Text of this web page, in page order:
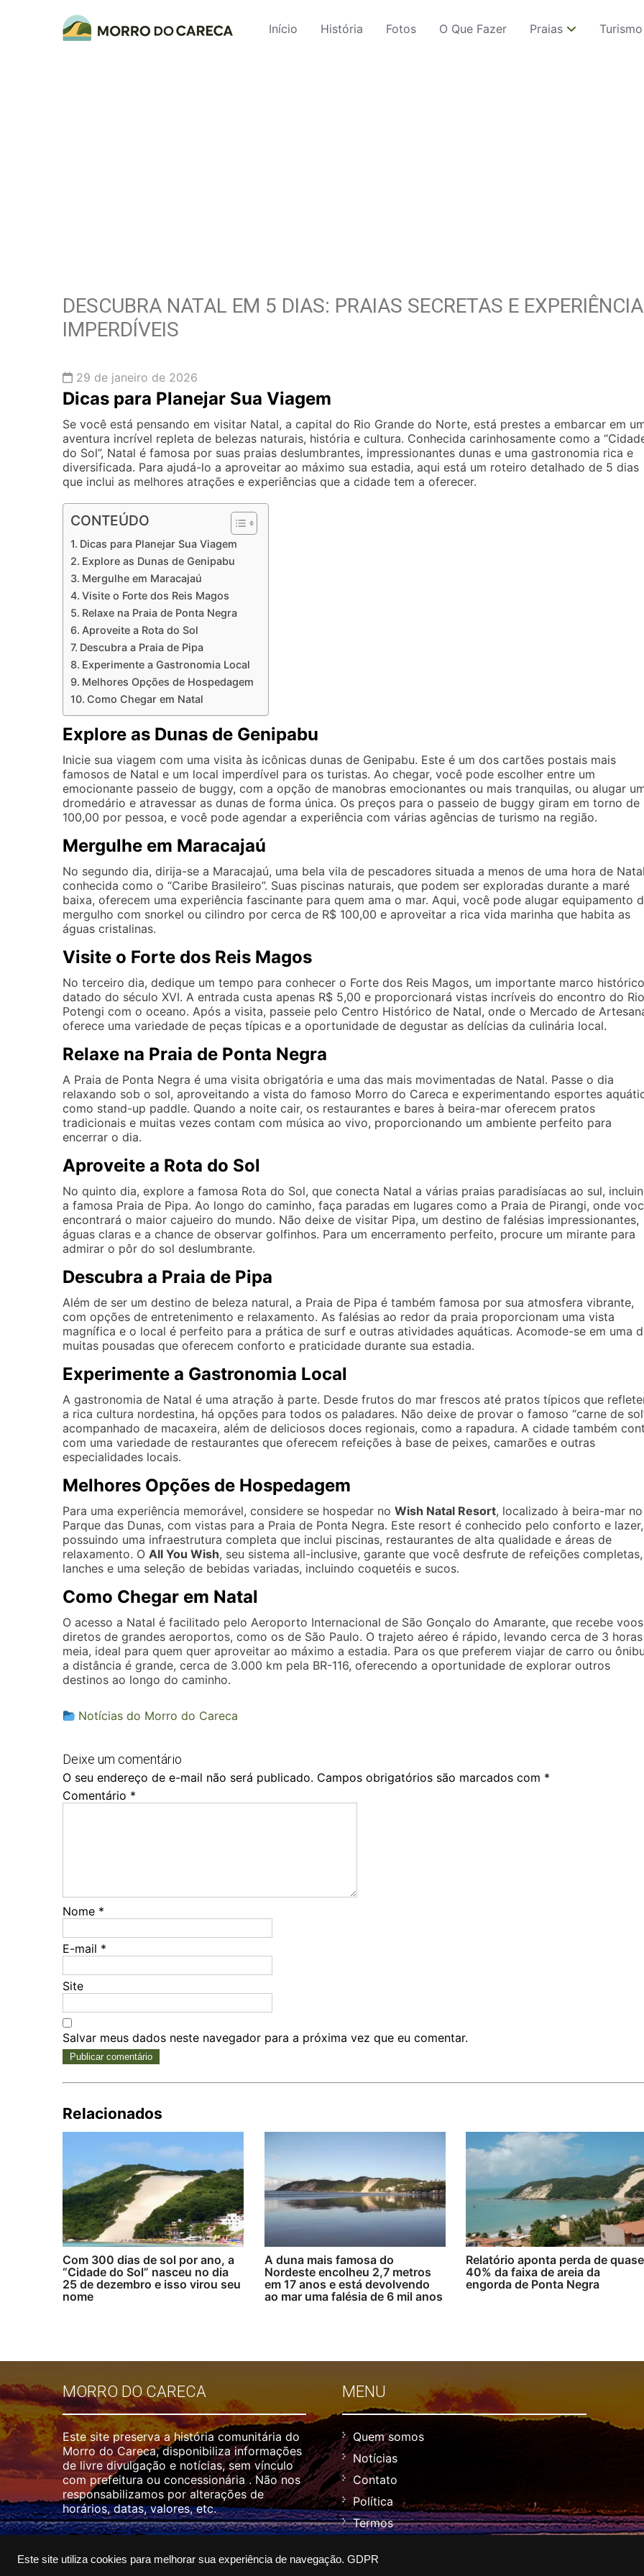
Este site utiliza cookies para melhorar sua experiência de navegação. GDPR
Início História Fotos O Que Fazer Praias Turismo
DESCUBRA NATAL EM 5 DIAS: PRAIAS SECRETAS E
IMPERDÍVEIS
29 de janeiro de 2026
Dicas para Planejar Sua Viagem
Se você está pensando em visitar Natal, a capital do Rio Grande do Norte, está prestes a embarcar em
aventura incrível repleta de belezas naturais, história e cultura. Conhecida carinhosamente como a
do Sol”, Natal é famosa por suas praias deslumbrantes, impressionantes dunas e uma gastronomia rica e
diversificada. Para ajudá-lo a aproveitar ao máximo sua estadia, aqui está um roteiro detalhado de 5 dias
que inclui as melhores atrações e experiências que a cidade tem a oferecer.
CONTEÚDO
Dicas para Planejar Sua Viagem
Explore as Dunas de Genipabu
Mergulhe em Maracajaú
Visite o Forte dos Reis Magos
Relaxe na Praia de Ponta Negra
Aproveite a Rota do Sol
Descubra a Praia de Pipa
Experimente a Gastronomia Local
Melhores Opções de Hospedagem
Como Chegar em Natal
Explore as Dunas de Genipabu
Inicie sua viagem com uma visita às icônicas dunas de Genipabu. Este é um dos cartões postais mais
famosos de Natal e um local imperdível para os turistas. Ao chegar, você pode escolher entre um
emocionante passeio de buggy, com a opção de manobras emocionantes ou mais tranquilas, ou alugar
dromedário e atravessar as dunas de forma única. Os preços para o passeio de buggy giram em torno de
100,00 por pessoa, e você pode agendar a experiência com várias agências de turismo na região.
Mergulhe em Maracajaú
No segundo dia, dirija-se a Maracajaú, uma bela vila de pescadores situada a menos de uma hora de
conhecida como o “Caribe Brasileiro”. Suas piscinas naturais, que podem ser exploradas durante a maré
baixa, oferecem uma experiência fascinante para quem ama o mar. Aqui, você pode alugar equipamento
mergulho com snorkel ou cilindro por cerca de R$ 100,00 e aproveitar a rica vida marinha que habita as
águas cristalinas.
Visite o Forte dos Reis Magos
No terceiro dia, dedique um tempo para conhecer o Forte dos Reis Magos, um importante marco histórico
datado do século XVI. A entrada custa apenas R$ 5,00 e proporcionará vistas incríveis do encontro do Rio
Potengi com o oceano. Após a visita, passeie pelo Centro Histórico de Natal, onde o Mercado de
oferece uma variedade de peças típicas e a oportunidade de degustar as delícias da culinária local.
Relaxe na Praia de Ponta Negra
A Praia de Ponta Negra é uma visita obrigatória e uma das mais movimentadas de Natal. Passe o dia
relaxando sob o sol, aproveitando a vista do famoso Morro do Careca e experimentando esportes
como stand-up paddle. Quando a noite cair, os restaurantes e bares à beira-mar oferecem pratos
tradicionais e muitas vezes contam com música ao vivo, proporcionando um ambiente perfeito para
encerrar o dia.
Aproveite a Rota do Sol
No quinto dia, explore a famosa Rota do Sol, que conecta Natal a várias praias paradisíacas ao sul,
a famosa Praia de Pipa. Ao longo do caminho, faça paradas em lugares como a Praia de Pirangi, onde
encontrará o maior cajueiro do mundo. Não deixe de visitar Pipa, um destino de falésias impressionantes,
águas claras e a chance de observar golfinhos. Para um encerramento perfeito, procure um mirante para
admirar o pôr do sol deslumbrante.
Descubra a Praia de Pipa
Além de ser um destino de beleza natural, a Praia de Pipa é também famosa por sua atmosfera vibrante,
com opções de entretenimento e relaxamento. As falésias ao redor da praia proporcionam uma vista
magnífica e o local é perfeito para a prática de surf e outras atividades aquáticas. Acomode-se em uma
muitas pousadas que oferecem conforto e praticidade durante sua estadia.
Experimente a Gastronomia Local
A gastronomia de Natal é uma atração à parte. Desde frutos do mar frescos até pratos típicos que
a rica cultura nordestina, há opções para todos os paladares. Não deixe de provar o famoso “carne de
acompanhado de macaxeira, além de deliciosos doces regionais, como a rapadura. A cidade também
com uma variedade de restaurantes que oferecem refeições à base de peixes, camarões e outras
especialidades locais.
Melhores Opções de Hospedagem
Para uma experiência memorável, considere se hospedar no Wish Natal Resort, localizado à beira-mar no
Parque das Dunas, com vistas para a Praia de Ponta Negra. Este resort é conhecido pelo conforto e lazer,
possuindo uma infraestrutura completa que inclui piscinas, restaurantes de alta qualidade e áreas de
relaxamento. O All You Wish, seu sistema all-inclusive, garante que você desfrute de refeições completas,
lanches e uma seleção de bebidas variadas, incluindo coquetéis e sucos.
Como Chegar em Natal
O acesso a Natal é facilitado pelo Aeroporto Internacional de São Gonçalo do Amarante, que recebe voos
diretos de grandes aeroportos, como os de São Paulo. O trajeto aéreo é rápido, levando cerca de 3
meia, ideal para quem quer aproveitar ao máximo a estadia. Para os que preferem viajar de carro ou
a distância é grande, cerca de 3.000 km pela BR-116, oferecendo a oportunidade de explorar outros
destinos ao longo do caminho.
Notícias do Morro do Careca
Deixe um comentário
O seu endereço de e-mail não será publicado. Campos obrigatórios são marcados com *
Comentário *
Nome *
E-mail *
Site
Salvar meus dados neste navegador para a próxima vez que eu comentar.
Relacionados
Com 300 dias de sol por ano, a
“Cidade do Sol” nasceu no dia
25 de dezembro e isso virou seu
nome
A duna mais famosa do
Nordeste encolheu 2,7 metros
em 17 anos e está devolvendo
ao mar uma falésia de 6 mil anos
Relatório aponta perda de quase
40% da faixa de areia da
engorda de Ponta Negra
MORRO DO CARECA
Este site preserva a história comunitária do
Morro do Careca, disponibiliza informações
de livre divulgação e notícias, sem vínculo
com prefeitura ou concessionária . Não nos
responsabilizamos por alterações de
horários, datas, valores, etc.
MENU
Quem somos
Notícias
Contato
Política
Termos